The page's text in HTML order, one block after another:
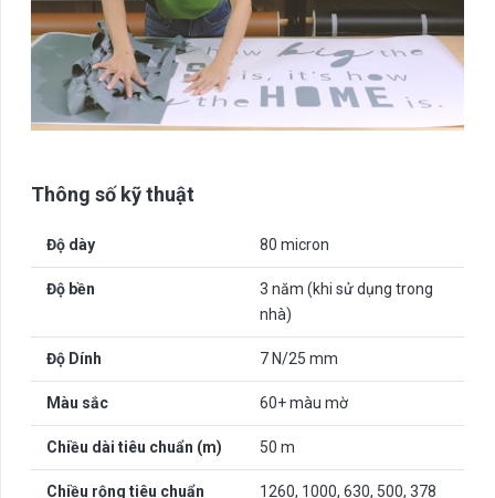
Thông số kỹ thuật
Độ dày 80 micron
Độ bền
3 năm (khi sử dụng trong
nhà)
Độ Dính 7 N/25 mm
Màu sắc 60+ màu mờ
Chiều dài tiêu chuẩn (m) 50 m
Chiều rộng tiêu chuẩn 1260, 1000, 630, 500, 378